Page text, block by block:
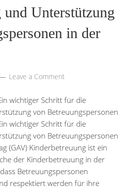
Unterstützung
in der
Leave a Comment
wichtiger Schritt für die
von Betreuungspersonen
wichtiger Schritt für die
von Betreuungspersonen
(GAV) Kinderbetreuung ist ein
der Kinderbetreuung in der
Betreuungspersonen
respektiert werden für ihre